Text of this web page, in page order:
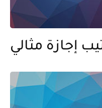
إجازة مثالي